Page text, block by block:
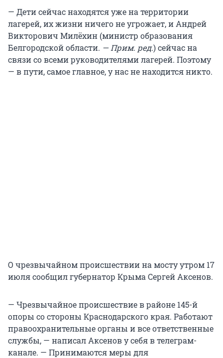
— Дети сейчас находятся уже на территории
лагерей, их жизни ничего не угрожает, и Андрей
Викторович Милёхин (министр образования
Белгородской области. — Прим. ред.)сейчас на
связи со всеми руководителями лагерей. Поэтому
— в пути, самое главное, у нас не находится никто.
О чрезвычайном происшествии на мосту утром 17
июля сообщил губернатор Крыма Сергей Аксенов.
— Чрезвычайное происшествие в районе 145-й
опоры со стороны Краснодарского края. Работают
правоохранительные органы и все ответственные
службы, — написал Аксенов у себя в телеграм-
канале. — Принимаются меры для